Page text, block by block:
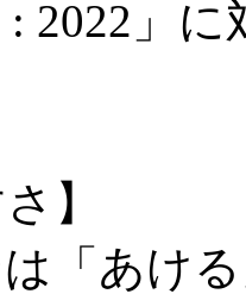
: 2022」
】
は「あけ